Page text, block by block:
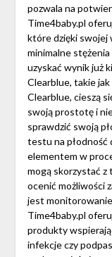
pozwala na
Time4baby.pl
które dzięki swojej
minimalne
uzyskać wynik już
Clearblue, takie
Clearblue, cieszą
swoją prostotę i
sprawdzić swoją
testu na płodność
elementem w
mogą skorzystać z
ocenić możliwości
jest
Time4baby.pl
produkty
infekcje czy